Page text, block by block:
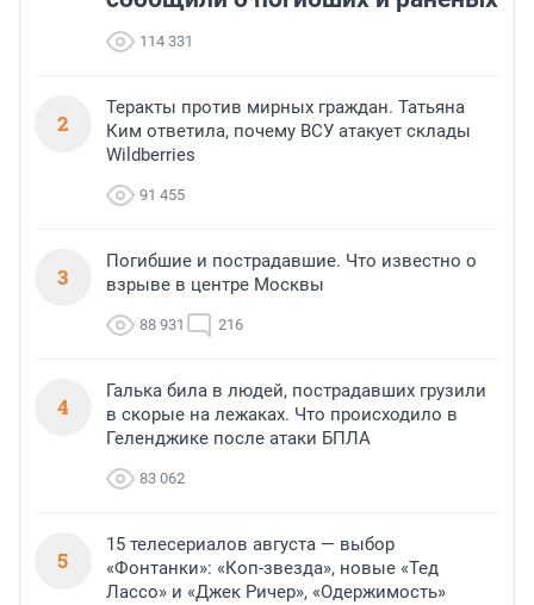
114 331
2
Теракты против мирных граждан. Татьяна
Ким ответила, почему ВСУ атакует склады
Wildberries
91 455
3
Погибшие и пострадавшие. Что известно о
взрыве в центре Москвы
88 931 216
4
Галька била в людей, пострадавших грузили
в скорые на лежаках. Что происходило в
Геленджике после атаки БПЛА
83 062
5
15 телесериалов августа — выбор
«Фонтанки»: «Коп-звезда», новые «Тед
Лассо» и «Джек Ричер», «Одержимость»